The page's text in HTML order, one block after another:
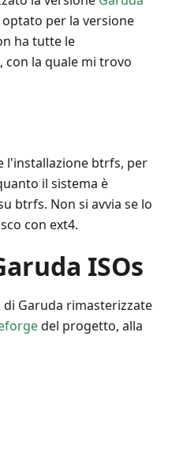
per la versione
ha tutte le
con la quale mi trovo
l'installazione btrfs, per
il sistema è
btrfs. Non si avvia se lo
con ext4.
ISOs
Garuda rimasterizzate
del progetto, alla